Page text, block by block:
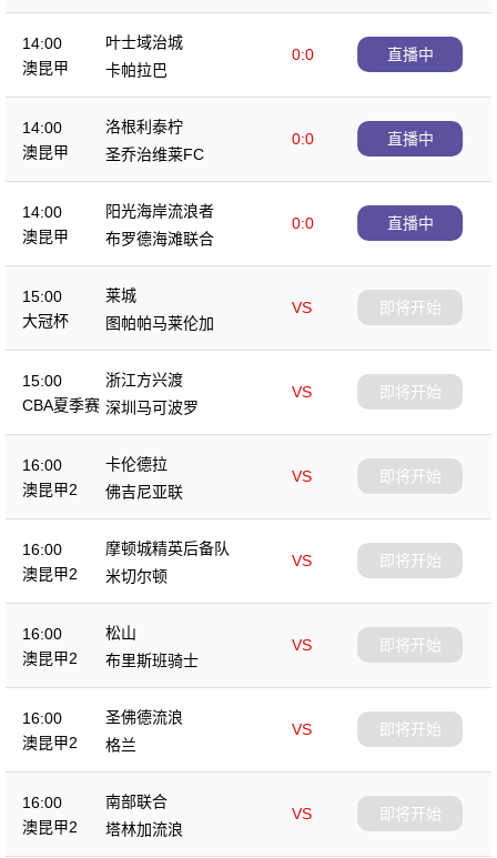
14:00
澳昆甲
叶士域治城
0:0
卡帕拉巴
直播中
14:00
澳昆甲
洛根利泰柠
0:0
圣乔治维莱FC
直播中
14:00
澳昆甲
阳光海岸流浪者
0:0
布罗德海滩联合
直播中
15:00
大冠杯
莱城
VS
图帕帕马莱伦加
即将开始
15:00
CBA夏季赛
浙江方兴渡
VS
深圳马可波罗
即将开始
16:00
澳昆甲2
卡伦德拉
VS
佛吉尼亚联
即将开始
16:00
澳昆甲2
摩顿城精英后备队
VS
米切尔顿
即将开始
16:00
澳昆甲2
松山
VS
布里斯班骑士
即将开始
16:00
澳昆甲2
圣佛德流浪
VS
格兰
即将开始
16:00
澳昆甲2
南部联合
VS
塔林加流浪
即将开始